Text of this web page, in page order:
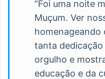
“Foi uma noite
Muçum. Ver
homenageando
tanta
orgulho e
educação e da